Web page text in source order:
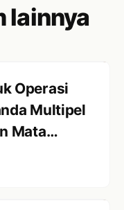
lainnya
Operasi
Multipel
Mata